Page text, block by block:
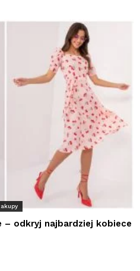
– odkryj najbardziej kobiece